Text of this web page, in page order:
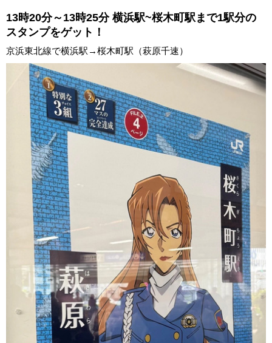
13時20分～13時25分 横浜駅~桜木町駅まで1駅分の
スタンプをゲット！
京浜東北線で横浜駅→桜木町駅（萩原千速）